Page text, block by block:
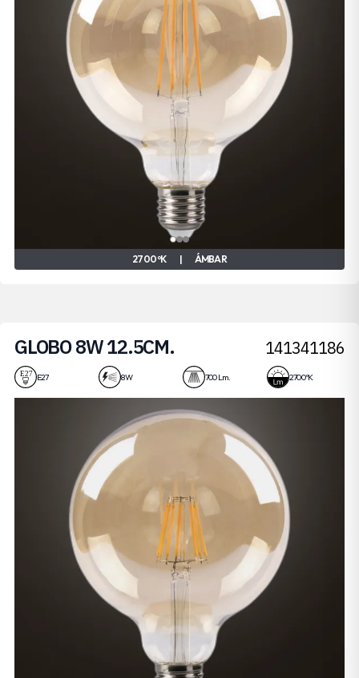
2700 ºK | ÁMBAR
GLOBO 8W 12.5CM. 141341186
E27 8 W 700 Lm. 2700 ºK